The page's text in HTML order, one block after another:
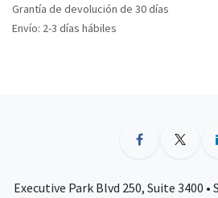
Grantía de devolución de 30 días
Envío: 2-3 días hábiles
Executive Park Blvd 250, Suite 3400 •